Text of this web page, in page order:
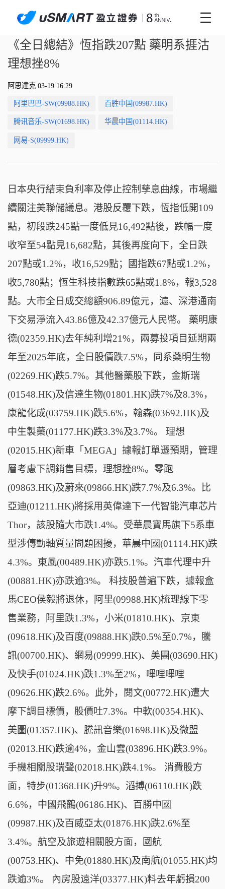
《全日總結》恆指跌207點 藥明系捱沽
理想挫8%
阿思達克 03-19 16:29
阿里巴巴-SW(09988.HK) 百胜中国(09987.HK)
腾讯音乐-SW(01698.HK) 华晨中国(01114.HK)
网易-S(09999.HK)
日本央行結束負利率及停止控制孳息曲線，市場繼
續關注美聯儲議息。港股反覆下跌，恆指低開109
點，初段跌245點一度低見16,492點後，跌幅一度
收窄至54點見16,682點，其後再度向下，全日跌
207點或1.2%，收16,529點；國指跌67點或1.2%，
收5,780點；恆生科技指數跌65點或1.8%，報3,528
點。大市全日成交總額906.89億元，滬、深港通南
下交易淨流入43.86億及42.37億元人民幣。 藥明康
德(02359.HK)去年純利增21%，兩募投項目延期兩
年至2025年底，全日股價跌7.5%，同系藥明生物
(02269.HK)跌5.7%。其他醫藥股下跌，金斯瑞
(01548.HK)及信達生物(01801.HK)跌7%及8.3%，
康龍化成(03759.HK)跌5.6%，翰森(03692.HK)及
中生製藥(01177.HK)跌3.3%及3.7%。 理想
(02015.HK)新車「MEGA」據報訂單遜預期，管理
層考慮下調銷售目標，理想挫8%。零跑
(09863.HK)及蔚來(09866.HK)跌7.7%及6.3%。比
亞迪(01211.HK)將採用英偉達下一代智能汽車芯片
Thor，該股隨大市跌1.4%。受華晨寶馬旗下5系車
型涉傳動軸質量問題困擾，華晨中國(01114.HK)跌
4.3%。東風(00489.HK)亦跌5.1%。汽車代理中升
(00881.HK)亦跌逾3%。 科技股普遍下跌，據報盒
馬CEO侯毅將退休，阿里(09988.HK)梳理線下零
售業務，阿里跌1.3%，小米(01810.HK)、京東
(09618.HK)及百度(09888.HK)跌0.5%至0.7%，騰
訊(00700.HK)、網易(09999.HK)、美團(03690.HK)
及快手(01024.HK)跌1.3%至2%，嗶哩嗶哩
(09626.HK)跌2.6%。此外，閱文(00772.HK)遭大
摩下調目標價，股價吐7.3%。中軟(00354.HK)、
美圖(01357.HK)、騰訊音樂(01698.HK)及微盟
(02013.HK)跌逾4%，金山雲(03896.HK)跌3.9%。
手機相關股瑞聲(02018.HK)跌4.1%。 消費股方
面，特步(01368.HK)升9%。滔搏(06110.HK)跌
6.6%，中國飛鶴(06186.HK)、百勝中國
(09987.HK)及百威亞太(01876.HK)跌2.6%至
3.4%。航空及旅遊相關股方面，國航
(00753.HK)、中免(01880.HK)及南航(01055.HK)均
跌逾3%。 內房股遠洋(03377.HK)料去年虧損200